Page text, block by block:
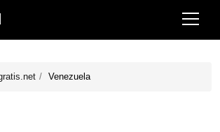
Venezuela